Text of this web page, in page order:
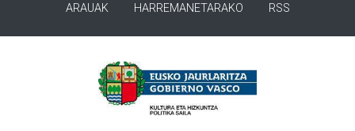
ARAUAK HARREMANETARAKO RSS